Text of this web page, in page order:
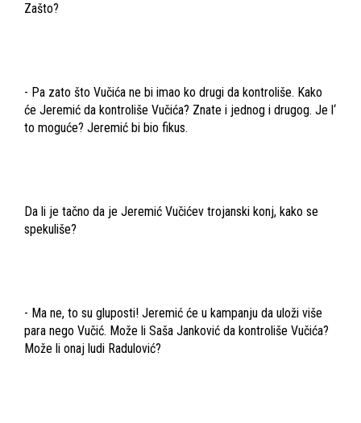
Zašto?
- Pa zato što Vučića ne bi imao ko drugi da kontroliše. Kako
će Jeremić da kontroliše Vučića? Znate i jednog i drugog. Je l‘
to moguće? Jeremić bi bio fikus.
Da li je tačno da je Jeremić Vučićev trojanski konj, kako se
spekuliše?
- Ma ne, to su gluposti! Jeremić će u kampanju da uloži više
para nego Vučić. Može li Saša Janković da kontroliše Vučića?
Može li onaj ludi Radulović?